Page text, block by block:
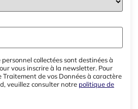
collectées sont destinées à
vous inscrire à la newsletter. Pour
Traitement de vos Données à caractère
veuillez consulter notre politique de